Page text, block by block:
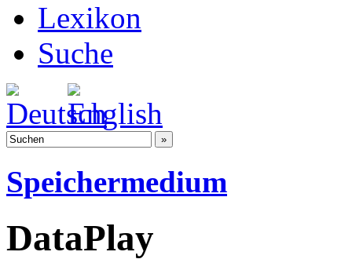
Lexikon
Suche
Speichermedium
DataPlay